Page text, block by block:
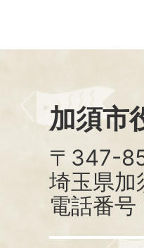
加須市
〒347-
埼玉県加
電話番